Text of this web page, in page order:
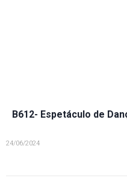
B612- Espetáculo de
24/06/2024